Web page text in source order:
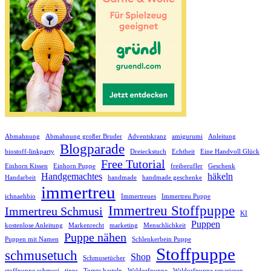
Abmahnung Abmahnung großer Bruder Adventskranz amigurumi Anleitung
biostoff-linkparty Blogparade Dreieckstuch Echtheit Eine Handvoll Glück
Einhorn Kissen Einhorn Puppe Free Tutorial freiberufler
Geschenk
Handarbeit
Handgemachtes handmade handmade geschenke häkeln
ichnaehbio immertreu Immertreues Immertreu Puppe
Immertreu Schmusi Immertreu Stoffpuppe
KI
kostenlose Anleitung
Markenrecht marketing Menschlichkeit Puppen
Puppen mit Namen Puppe nähen Schlenkerbein Puppe
schmusetuch Schmusetücher Shop Stoffpuppe